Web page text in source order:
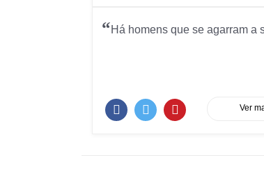
“Há homens que se agarram a
Ver